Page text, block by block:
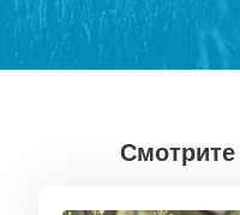
Смотрите